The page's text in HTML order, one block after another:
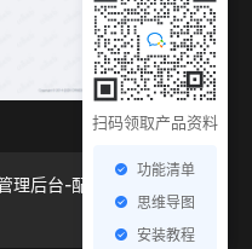
扫码领取产品资料
功能清单
思维导图
安装教程
理后台-配置管理.png